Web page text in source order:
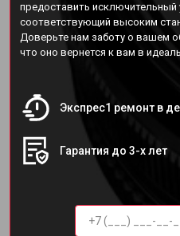
предоставить исключительный
соответствующий высоким
Доверьте нам заботу о вашем
что оно вернется к вам в
Экспрес1 ремонт в
Гарантия до 3-х лет